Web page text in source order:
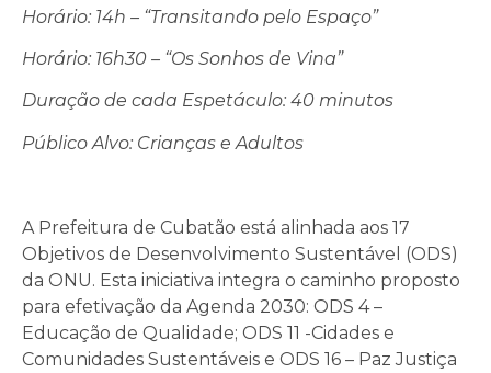
Horário: 14h – “Transitando pelo Espaço”
Horário: 16h30 – “Os Sonhos de Vina”
Duração de cada Espetáculo: 40 minutos
Público Alvo: Crianças e Adultos
A Prefeitura de Cubatão está alinhada aos 17
Objetivos de Desenvolvimento Sustentável (ODS)
da ONU. Esta iniciativa integra o caminho proposto
para efetivação da Agenda 2030: ODS 4 –
Educação de Qualidade; ODS 11 -Cidades e
Comunidades Sustentáveis e ODS 16 – Paz Justiça